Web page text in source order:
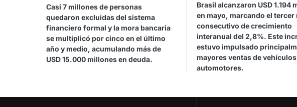
Casi 7 millones de personas
quedaron excluidas del sistema
financiero formal y la mora bancaria
se multiplicó por cinco en el último
año y medio, acumulando más de
USD 15.000 millones en deuda.
Brasil alcanzaron USD 1.194
en mayo, marcando el tercer
consecutivo de crecimiento
interanual del 2,8%. Este
estuvo impulsado
mayores ventas de vehículos
automotores.